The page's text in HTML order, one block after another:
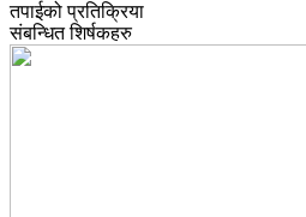
तपाईको प्रतिक्रिया
संबन्धित शिर्षकहरु